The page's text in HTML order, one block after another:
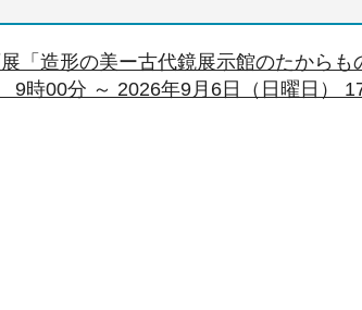
「造形の美ー古代鏡展示館のたからも
9時00分 ～ 2026年9月6日（日曜日）